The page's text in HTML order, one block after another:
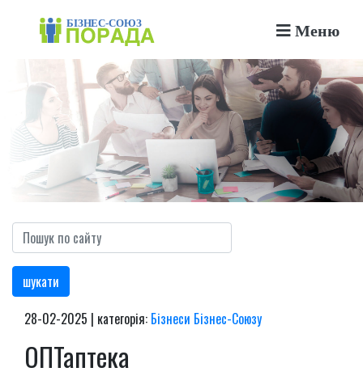
Меню
шукати
28-02-2025 | категорія: Бізнеси Бізнес-Союзу
ОПТаптека